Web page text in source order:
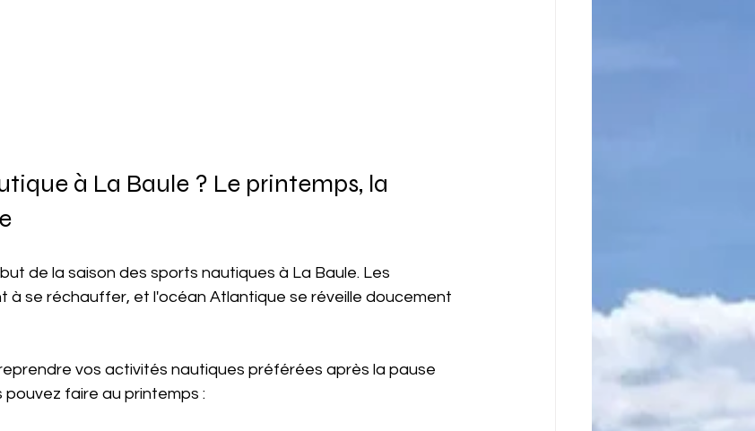
à La Baule ? Le printemps, la
de la saison des sports nautiques à La Baule. Les
à se réchauffer, et l'océan Atlantique se réveille doucement
vos activités nautiques préférées après la pause
pouvez faire au printemps :